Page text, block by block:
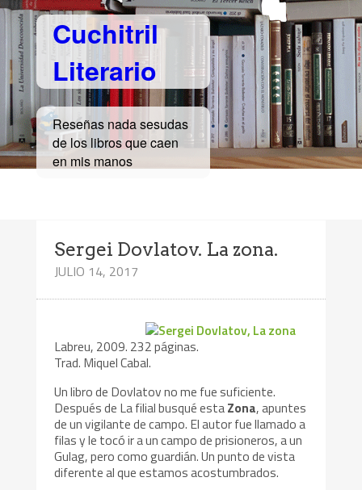
Cuchitril
Literario
Reseñas nada sesudas
de los libros que caen
en mis manos
Sergei Dovlatov. La zona.
JULIO 14, 2017
Labreu, 2009. 232 páginas.
Trad. Miquel Cabal.
Un libro de Dovlatov no me fue suficiente.
Después de La filial busqué estaZona, apuntes
de un vigilante de campo. El autor fue llamado a
filas y le tocó ir a un campo de prisioneros, a un
Gulag, pero como guardián. Un punto de vista
diferente al que estamos acostumbrados.